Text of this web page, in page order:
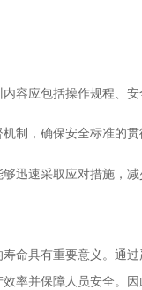
应包括操作规程、安
，确保安全标准的贯
速采取应对措施，减
具有重要意义。通过
率并保障人员安全。